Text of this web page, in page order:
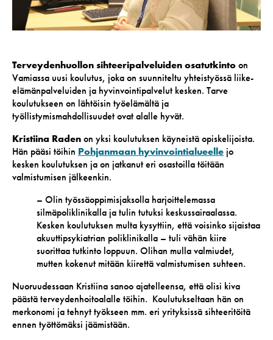
Terveydenhuollon sihteeripalveluiden osatutkintoon
Vamiassa uusi koulutus, joka on suunniteltu yhteistyössä liike-
elämänpalveluiden ja hyvinvointipalvelut kesken. Tarve
koulutukseen on lähtöisin työelämältä ja
työllistymismahdollisuudet ovat alalle hyvät.
Kristiina Radenon yksi koulutuksen käyneistä opiskelijoista.
Hän pääsi töihin Pohjanmaan hyvinvointialueellejo
kesken koulutuksen ja on jatkanut eri osastoilla töitään
valmistumisen jälkeenkin.
– Olin työssäoppimisjaksolla harjoittelemassa
silmäpoliklinikalla ja tulin tutuksi keskussairaalassa.
Kesken koulutuksen multa kysyttiin, että voisinko sijaistaa
akuuttipsykiatrian poliklinikalla – tuli vähän kiire
suorittaa tutkinto loppuun. Olihan mulla valmiudet,
mutten kokenut mitään kiirettä valmistumisen suhteen.
Nuoruudessaan Kristiina sanoo ajatelleensa, että olisi kiva
päästä terveydenhoitoalalle töihin. Koulutukseltaan hän on
merkonomi ja tehnyt työkseen mm. eri yrityksissä sihteeritöitä
ennen työttömäksi jäämistään.